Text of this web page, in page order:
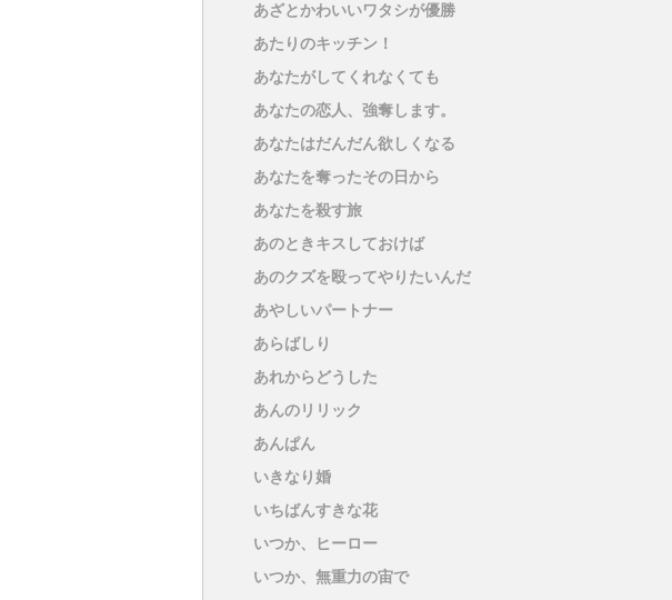
あざとかわいいワタシが優勝
あたりのキッチン！
あなたがしてくれなくても
あなたの恋人、強奪します。
あなたはだんだん欲しくなる
あなたを奪ったその日から
あなたを殺す旅
あのときキスしておけば
あのクズを殴ってやりたいんだ
あやしいパートナー
あらばしり
あれからどうした
あんのリリック
あんぱん
いきなり婚
いちばんすきな花
いつか、ヒーロー
いつか、無重力の宙で